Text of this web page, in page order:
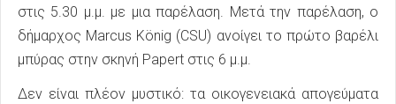
στις 5.30 μ.μ. με μια παρέλαση. Μετά την παρέλαση, ο
δήμαρχος Marcus König (CSU) ανοίγει το πρώτο βαρέλι
μπύρας στην σκηνή Papert στις 6 μ.μ.
Δεν είναι πλέον μυστικό: τα οικογενειακά απογεύματα